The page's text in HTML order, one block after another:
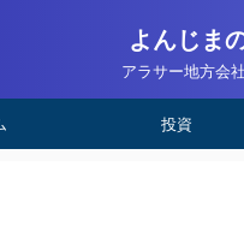
よんじま
アラサー地方会
投資